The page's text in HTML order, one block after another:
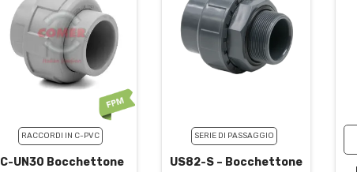
RACCORDI IN C-PVC
C-UN30 Bocchettone
SERIE DI PASSAGGIO
US82-S – Bocchettone